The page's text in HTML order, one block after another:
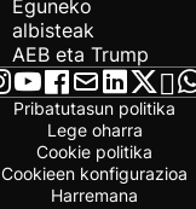
Eguneko
albisteak
AEB eta Trump
Pribatutasun politika
Lege oharra
Cookie politika
Cookieen konfigurazioa
Harremana